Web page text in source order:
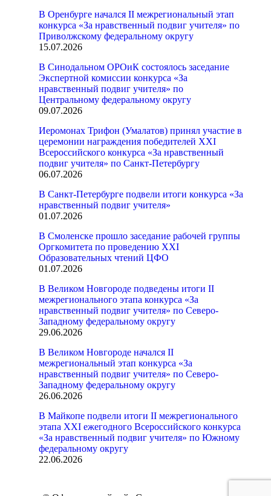
В Оренбурге начался II межрегиональный этап
конкурса «За нравственный подвиг учителя» по
Приволжскому федеральному округу
15.07.2026
В Синодальном ОРОиК состоялось заседание
Экспертной комиссии конкурса «За
нравственный подвиг учителя» по
Центральному федеральному округу
09.07.2026
Иеромонах Трифон (Умалатов) принял участие в
церемонии награждения победителей XXI
Всероссийского конкурса «За нравственный
подвиг учителя» по Санкт-Петербургу
06.07.2026
В Санкт-Петербурге подвели итоги конкурса «За
нравственный подвиг учителя»
01.07.2026
В Смоленске прошло заседание рабочей группы
Оргкомитета по проведению XXI
Образовательных чтений ЦФО
01.07.2026
В Великом Новгороде подведены итоги II
межрегионального этапа конкурса «За
нравственный подвиг учителя» по Северо-
Западному федеральному округу
29.06.2026
В Великом Новгороде начался II
межрегиональный этап конкурса «За
нравственный подвиг учителя» по Северо-
Западному федеральному округу
26.06.2026
В Майкопе подвели итоги II межрегионального
этапа XXI ежегодного Всероссийского конкурса
«За нравственный подвиг учителя» по Южному
федеральному округу
22.06.2026